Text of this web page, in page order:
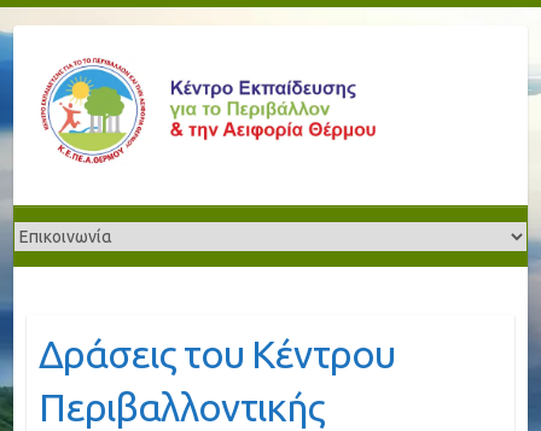
Δράσεις του Κέντρου
Περιβαλλοντικής